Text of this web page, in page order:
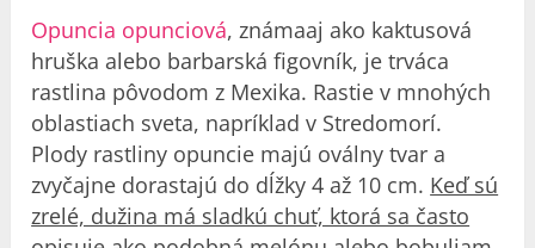
Opuncia opunciová, známaaj ako kaktusová
hruška alebo barbarská figovník, je trváca
rastlina pôvodom z Mexika. Rastie v mnohých
oblastiach sveta, napríklad v Stredomorí.
Plody rastliny opuncie majú oválny tvar a
zvyčajne dorastajú do dĺžky 4 až 10 cm. Keď sú
zrelé, dužina má sladkú chuť, ktorá sa často